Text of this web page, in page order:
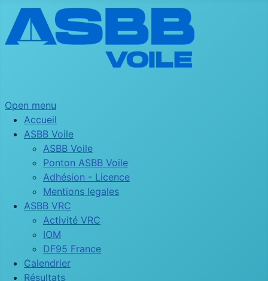
Open menu
Accueil
ASBB Voile
ASBB Voile
Ponton ASBB Voile
Adhésion - Licence
Mentions legales
ASBB VRC
Activité VRC
IOM
DF95 France
Calendrier
Résultats